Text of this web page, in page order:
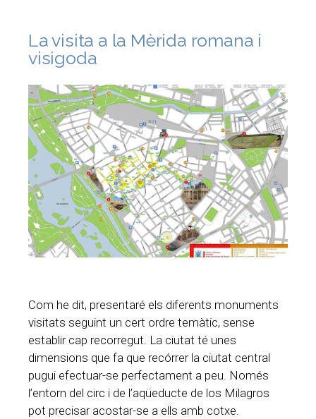
La visita a la Mèrida romana i
visigoda
Com he dit, presentaré els diferents monuments
visitats seguint un cert ordre temàtic, sense
establir cap recorregut. La ciutat té unes
dimensions que fa que recórrer la ciutat central
pugui efectuar-se perfectament a peu. Només
l’entorn del circ i de l’aqüeducte de los Milagros
pot precisar acostar-se a ells amb cotxe.